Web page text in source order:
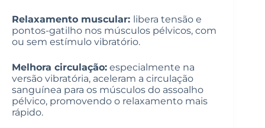
Relaxamento muscular: libera tensão e
pontos-gatilho nos músculos pélvicos, com
ou sem estímulo vibratório.
Melhora circulação: especialmente na
versão vibratória, aceleram a circulação
sanguínea para os músculos do assoalho
pélvico, promovendo o relaxamento mais
rápido.